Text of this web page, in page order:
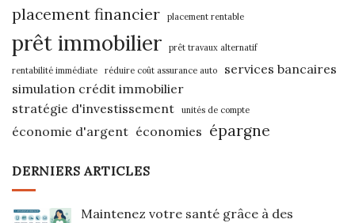
placement financier placement rentable
prêt immobilier prêt travaux alternatif
rentabilité immédiate réduire coût assurance auto
services bancaires
simulation crédit immobilier
stratégie d'investissement
unités de compte
économie d'argent économies épargne
DERNIERS ARTICLES
Maintenez votre santé grâce à des